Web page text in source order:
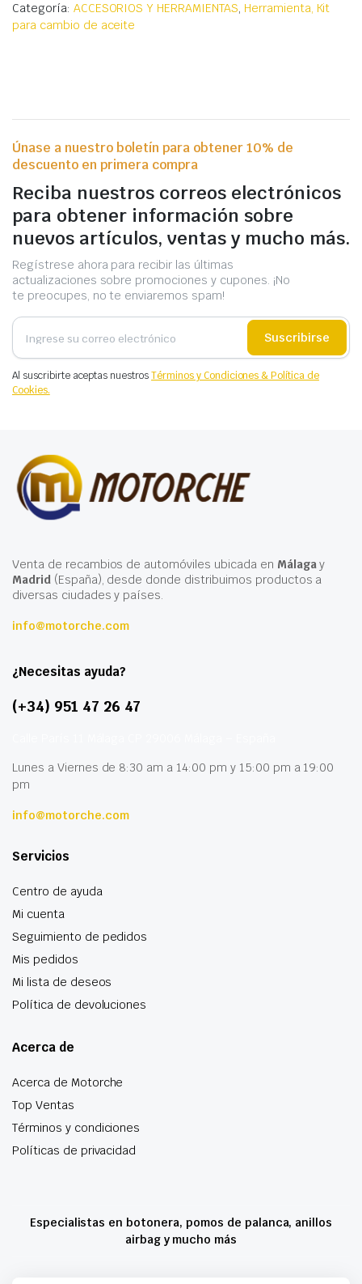
Categoría: ACCESORIOS Y HERRAMIENTAS, Herramienta, Kit
para cambio de aceite
Únase a nuestro boletín para obtener 10% de
descuento en primera compra
Reciba nuestros correos electrónicos
para obtener información sobre
nuevos artículos, ventas y mucho más.
Regístrese ahora para recibir las últimas
actualizaciones sobre promociones y cupones. ¡No
te preocupes, no te enviaremos spam!
Suscribirse
Al suscribirte aceptas nuestrosTérminos y Condiciones & Política de
Cookies.
Venta de recambios de automóviles ubicada en Málagay
Madrid(España), desde donde distribuimos productos a
diversas ciudades y países.
info@motorche.com
¿Necesitas ayuda?
(+34) 951 47 26 47
Lunes a Viernes de 8:30 am a 14:00 pm y 15:00 pm a 19:00
pm
info@motorche.com
Servicios
Centro de ayuda
Mi cuenta
Seguimiento de pedidos
Mis pedidos
Mi lista de deseos
Política de devoluciones
Acerca de
Acerca de Motorche
Top Ventas
Términos y condiciones
Políticas de privacidad
Especialistas en botonera, pomos de palanca, anillos
airbag y mucho más